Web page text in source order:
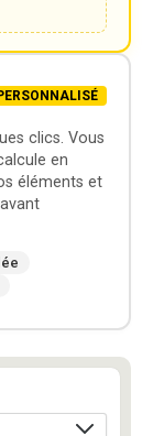
clics. Vous
en
éléments et